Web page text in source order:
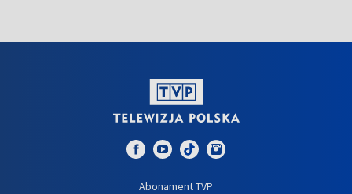
Abonament TVP